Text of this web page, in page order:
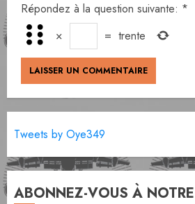
Répondez à la question suivante: *
×
= trente
Tweets by Oye349
ABONNEZ-VOUS À